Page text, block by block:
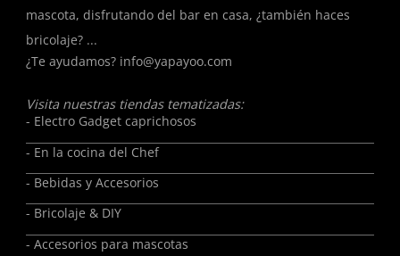
mascota, disfrutando del bar en casa, ¿también haces
bricolaje? ...
¿Te ayudamos? info@yapayoo.com
Visita nuestras tiendas tematizadas:
- Electro Gadget caprichosos
- En la cocina del Chef
- Bebidas y Accesorios
- Bricolaje & DIY
- Accesorios para mascotas